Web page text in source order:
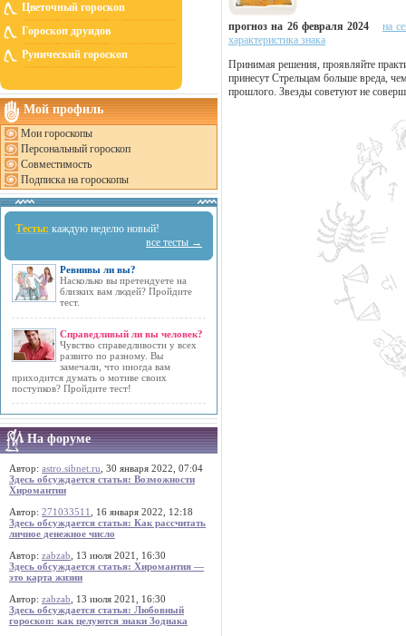
Цветочный гороскоп
Гороскоп друидов
Рунический гороскоп
Мой профиль
Мои гороскопы
Персональный гороскоп
Совместимость
Подписка на гороскопы
Тесты: каждую неделю новый!
все тесты →
Ревнивы ли вы?
Насколько вы претендуете на
близких вам людей? Пройдите
тест.
Справедливый ли вы человек?
Чувство справедливости у всех
развито по разному. Вы
замечали, что иногда вам
приходится думать о мотиве своих
поступков? Пройдите тест!
На форуме
Автор: astro.sibnet.ru , 30 января 2022, 07:04
Здесь обсуждается статья: Возможности
Хиромантии
Автор: 271033511
, 16 января 2022, 12:18
Здесь обсуждается статья: Как рассчитать
личное денежное число
Автор: zabzab , 13 июля 2021, 16:30
Здесь обсуждается статья: Хиромантия —
это карта жизни
Автор: zabzab , 13 июля 2021, 16:30
Здесь обсуждается статья: Любовный
гороскоп: как целуются знаки Зодиака
прогноз на 26 февраля 2024
на
характеристика знака
Принимая решения, проявляйте
принесут Стрельцам больше вреда,
прошлого. Звезды советуют не